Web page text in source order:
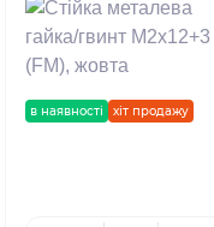
в наявності хіт продажу